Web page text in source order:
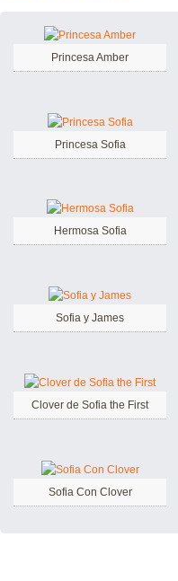
Princesa Amber
Princesa Sofia
Hermosa Sofia
Sofia y James
Clover de Sofia the First
Sofia Con Clover